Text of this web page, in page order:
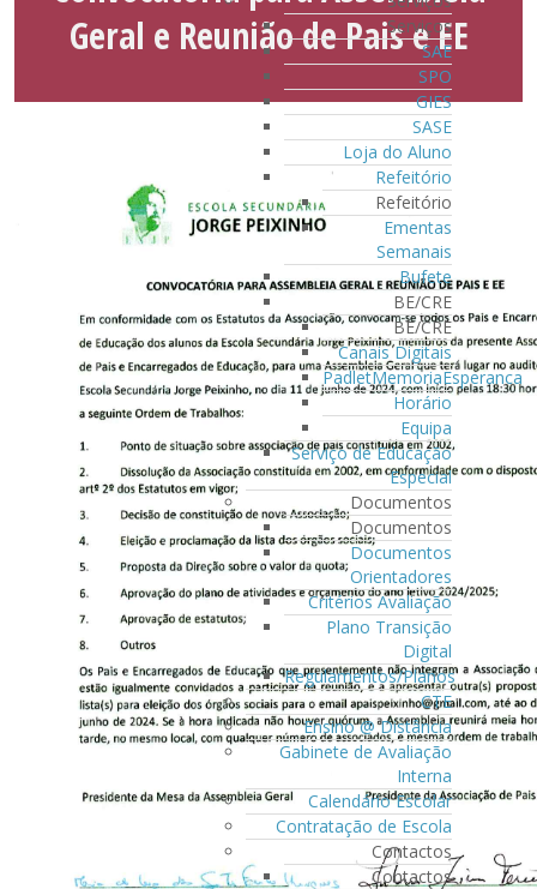
Serviços
SAE
SPO
GIES
SASE
Loja do Aluno
Refeitório
Refeitório
Ementas
Semanais
Bufete
BE/CRE
BE/CRE
Canais Digitais
PadletMemoriaEsperanca
Horário
Equipa
Serviço de Educação
Especial
Documentos
Documentos
Documentos
Orientadores
Critérios Avaliação
Plano Transição
Digital
Regulamentos/Planos
CTE
Ensino @ Distância
Gabinete de Avaliação
Interna
Calendário Escolar
Contratação de Escola
Contactos
Contactos
Geral e Reunião de Pais e EE